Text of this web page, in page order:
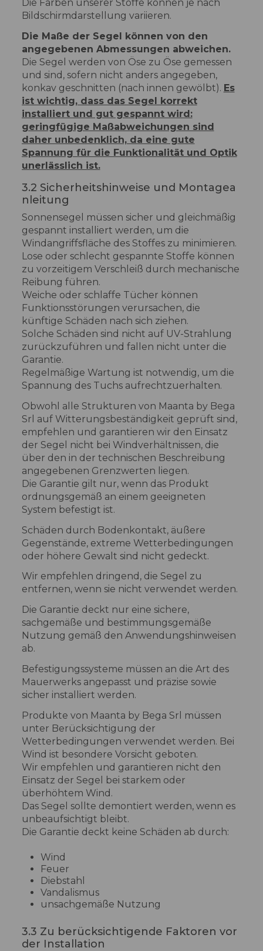
Die Farben unserer Stoffe können je nach
Bildschirmdarstellung variieren.
Die Maße der Segel können von den
angegebenen Abmessungen abweichen.
Die Segel werden von Öse zu Öse gemessen
und sind, sofern nicht anders angegeben,
konkav geschnitten (nach innen gewölbt). Es
ist wichtig, dass das Segel korrekt
installiert und gut gespannt wird:
geringfügige Maßabweichungen sind
daher unbedenklich, da eine gute
Spannung für die Funktionalität und Optik
unerlässlich ist.
3.2 Sicherheitshinweise und Montagea
nleitung
Sonnensegel müssen sicher und gleichmäßig
gespannt installiert werden, um die
Windangriffsfläche des Stoffes zu minimieren.
Lose oder schlecht gespannte Stoffe können
zu vorzeitigem Verschleiß durch mechanische
Reibung führen.
Weiche oder schlaffe Tücher können
Funktionsstörungen verursachen, die
künftige Schäden nach sich ziehen.
Solche Schäden sind nicht auf UV-Strahlung
zurückzuführen und fallen nicht unter die
Garantie.
Regelmäßige Wartung ist notwendig, um die
Spannung des Tuchs aufrechtzuerhalten.
Obwohl alle Strukturen von Maanta by Bega
Srl auf Witterungsbeständigkeit geprüft sind,
empfehlen und garantieren wir den Einsatz
der Segel nicht bei Windverhältnissen, die
über den in der technischen Beschreibung
angegebenen Grenzwerten liegen.
Die Garantie gilt nur, wenn das Produkt
ordnungsgemäß an einem geeigneten
System befestigt ist.
Schäden durch Bodenkontakt, äußere
Gegenstände, extreme Wetterbedingungen
oder höhere Gewalt sind nicht gedeckt.
Wir empfehlen dringend, die Segel zu
entfernen, wenn sie nicht verwendet werden.
Die Garantie deckt nur eine sichere,
sachgemäße und bestimmungsgemäße
Nutzung gemäß den Anwendungshinweisen
ab.
Befestigungssysteme müssen an die Art des
Mauerwerks angepasst und präzise sowie
sicher installiert werden.
Produkte von Maanta by Bega Srl müssen
unter Berücksichtigung der
Wetterbedingungen verwendet werden. Bei
Wind ist besondere Vorsicht geboten.
Wir empfehlen und garantieren nicht den
Einsatz der Segel bei starkem oder
überhöhtem Wind.
Das Segel sollte demontiert werden, wenn es
unbeaufsichtigt bleibt.
Die Garantie deckt keine Schäden ab durch:
Wind
Feuer
Diebstahl
Vandalismus
unsachgemäße Nutzung
3.3 Zu berücksichtigende Faktoren vor
der Installation